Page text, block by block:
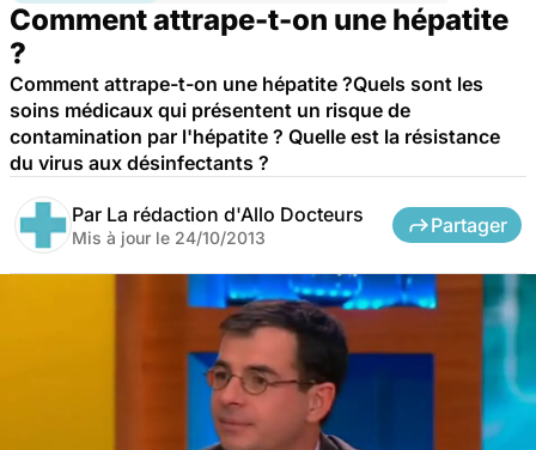
Comment attrape-t-on une hépatite
?
Comment attrape-t-on une hépatite ?Quels sont les
soins médicaux qui présentent un risque de
contamination par l'hépatite ? Quelle est la résistance
du virus aux désinfectants ?
Par La rédaction d'Allo Docteurs
Mis à jour le 24/10/2013
Partager